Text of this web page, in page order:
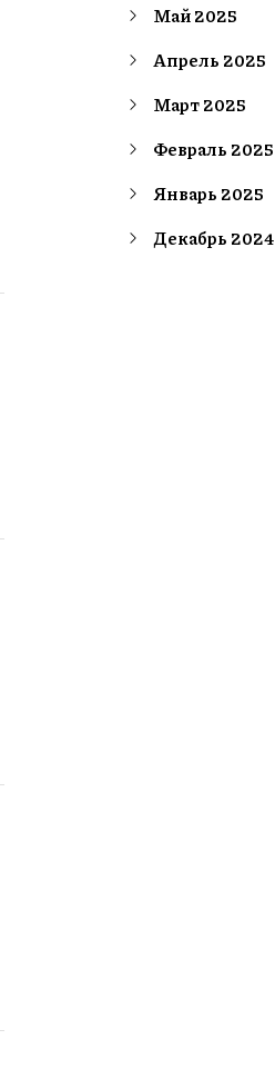
Май 2025
Апрель 2025
Март 2025
Февраль 2025
Январь 2025
Декабрь 2024